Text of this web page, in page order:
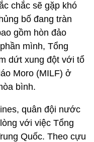
chắc sẽ gặp khó
bố đang tràn
gồm hòn đảo
mình, Tổng
dứt xung đột với tổ
Moro (MILF) ở
bình.
quân đội nước
với việc Tổng
Quốc. Theo cựu